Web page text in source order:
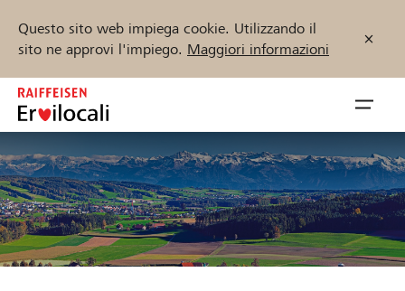
Questo sito web impiega cookie. Utilizzando il
sito ne approvi l'impiego. Maggiori informazioni
Zum
Inhalt
springen
öffnen
Trova progetti e organizzazioni
Inizia ora